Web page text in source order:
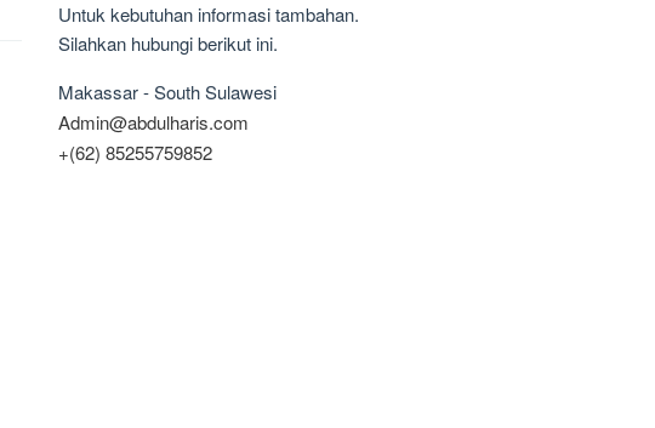
Untuk kebutuhan informasi tambahan.
Silahkan hubungi berikut ini.
Makassar - South Sulawesi
Admin@abdulharis.com
+(62) 85255759852